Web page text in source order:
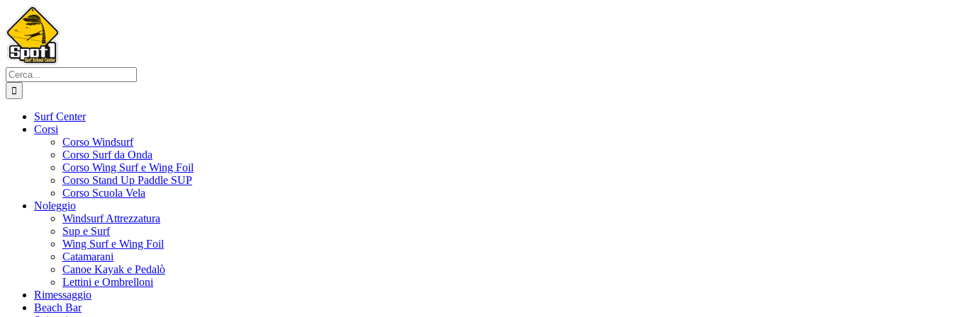
Salta
al
contenuto
Cerca
per:
Surf Center
Corsi
Corso Windsurf
Corso Surf da Onda
Corso Wing Surf e Wing Foil
Corso Stand Up Paddle SUP
Corso Scuola Vela
Noleggio
Windsurf Attrezzatura
Sup e Surf
Wing Surf e Wing Foil
Catamarani
Canoe Kayak e Pedalò
Lettini e Ombrelloni
Rimessaggio
Beach Bar